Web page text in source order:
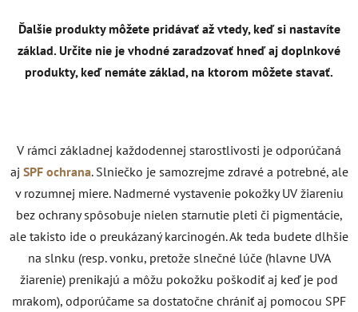
Ďalšie produkty môžete pridávať až vtedy, keď si nastavíte
základ. Určite nie je vhodné zaradzovať hneď aj doplnkové
produkty, keď nemáte základ, na ktorom môžete stavať.
V rámci základnej každodennej starostlivosti je odporúčaná
aj SPF ochrana. Slniečko je samozrejme zdravé a potrebné, ale
v rozumnej miere. Nadmerné vystavenie pokožky UV žiareniu
bez ochrany spôsobuje nielen starnutie pleti či pigmentácie,
ale takisto ide o preukázaný karcinogén. Ak teda budete dlhšie
na slnku (resp. vonku, pretože slnečné lúče (hlavne UVA
žiarenie) prenikajú a môžu pokožku poškodiť aj keď je pod
mrakom), odporúčame sa dostatočne chrániť aj pomocou SPF